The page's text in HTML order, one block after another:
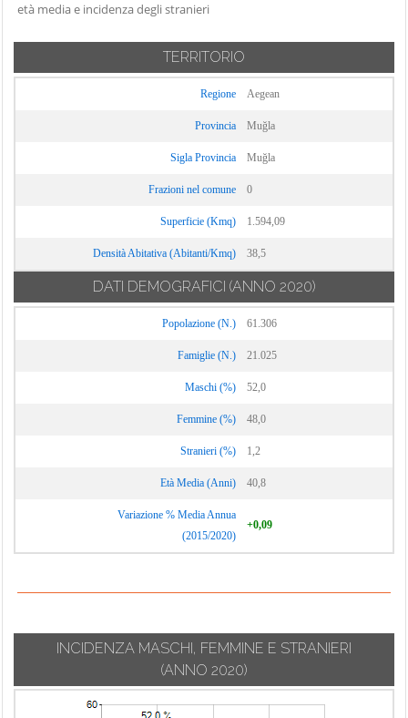
età media e incidenza degli stranieri
TERRITORIO
Regione Aegean
Provincia Muğla
Sigla Provincia Muğla
Frazioni nel comune 0
Superficie (Kmq) 1.594,09
Densità Abitativa (Abitanti/Kmq) 38,5
DATI DEMOGRAFICI (ANNO 2020)
Popolazione (N.) 61.306
Famiglie (N.) 21.025
Maschi (%) 52,0
Femmine (%) 48,0
Stranieri (%) 1,2
Età Media (Anni) 40,8
Variazione % Media Annua
(2015/2020)
+0,09
INCIDENZA MASCHI, FEMMINE E STRANIERI
(ANNO 2020)